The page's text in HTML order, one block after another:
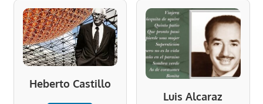
Heberto Castillo
Luis Alcaraz